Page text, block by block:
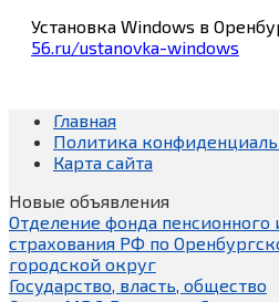
Установка Windows в
56.ru/ustanovka-windows
Главная
Политика
Карта сайта
Новые объявления
Отделение фонда пенсионного
страхования РФ по
городской округ
Государство, власть, общество